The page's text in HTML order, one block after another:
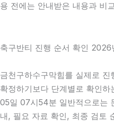
용 전에는 안내받은 내용과 비
축구반티 진행 순서 확인
금천구하수구막힘를 실제로
확정하기보다 단계별로 확인
05일 07시54분 일반적으로는
내, 필요 자료 확인, 최종 검토